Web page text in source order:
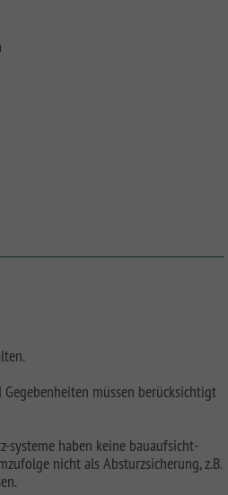
müssen berücksichtigt
systeme haben keine bauaufsicht-
nicht als Absturzsicherung, z.B.